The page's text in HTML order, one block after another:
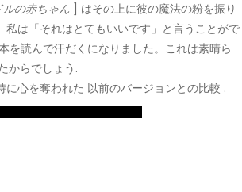
の赤ちゃん ] はその上に彼の魔法の粉を振り
は「それはとてもいいです」と言うことがで
を読んで汗だくになりました。これは素晴ら
からでしょう.
心を奪われた 以前のバージョンとの比較 .